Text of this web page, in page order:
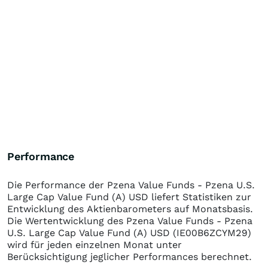
Performance
Die Performance der Pzena Value Funds - Pzena U.S.
Large Cap Value Fund (A) USD liefert Statistiken zur
Entwicklung des Aktienbarometers auf Monatsbasis.
Die Wertentwicklung des Pzena Value Funds - Pzena
U.S. Large Cap Value Fund (A) USD (IE00B6ZCYM29)
wird für jeden einzelnen Monat unter
Berücksichtigung jeglicher Performances berechnet.